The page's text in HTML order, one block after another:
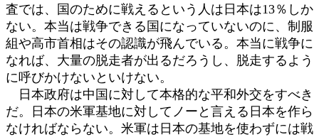
査では、国のために戦えるという人は日本は13％しか
ない。本当は戦争できる国になっていないのに、制服
組や高市首相はその認識が飛んでいる。本当に戦争に
なれば、大量の脱走者が出るだろうし、脱走するよう
に呼びかけないといけない。
日本政府は中国に対して本格的な平和外交をすべき
だ。日本の米軍基地に対してノーと言える日本を作ら
なければならない。米軍は日本の基地を使わずには戦